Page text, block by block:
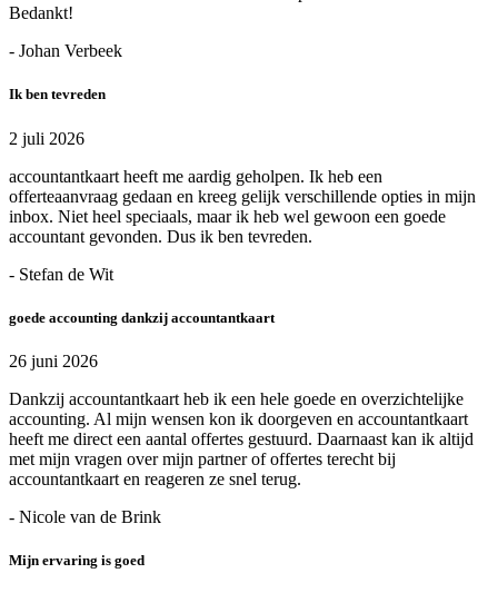
Bedankt!
- Johan Verbeek
Ik ben tevreden
2 juli 2026
accountantkaart heeft me aardig geholpen. Ik heb een
offerteaanvraag gedaan en kreeg gelijk verschillende opties in mijn
inbox. Niet heel speciaals, maar ik heb wel gewoon een goede
accountant gevonden. Dus ik ben tevreden.
- Stefan de Wit
goede accounting dankzij accountantkaart
26 juni 2026
Dankzij accountantkaart heb ik een hele goede en overzichtelijke
accounting. Al mijn wensen kon ik doorgeven en accountantkaart
heeft me direct een aantal offertes gestuurd. Daarnaast kan ik altijd
met mijn vragen over mijn partner of offertes terecht bij
accountantkaart en reageren ze snel terug.
- Nicole van de Brink
Mijn ervaring is goed